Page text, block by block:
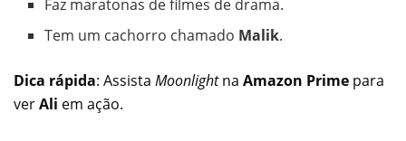
Faz maratonas de filmes de drama.
Tem um cachorro chamado Malik.
Dica rápida: Assista Moonlightna Amazon Prime para
verAli em ação.